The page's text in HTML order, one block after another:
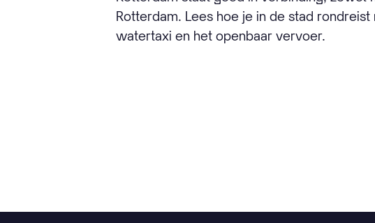
Rotterdam. Lees hoe je in de stad
watertaxi en het openbaar vervoer.